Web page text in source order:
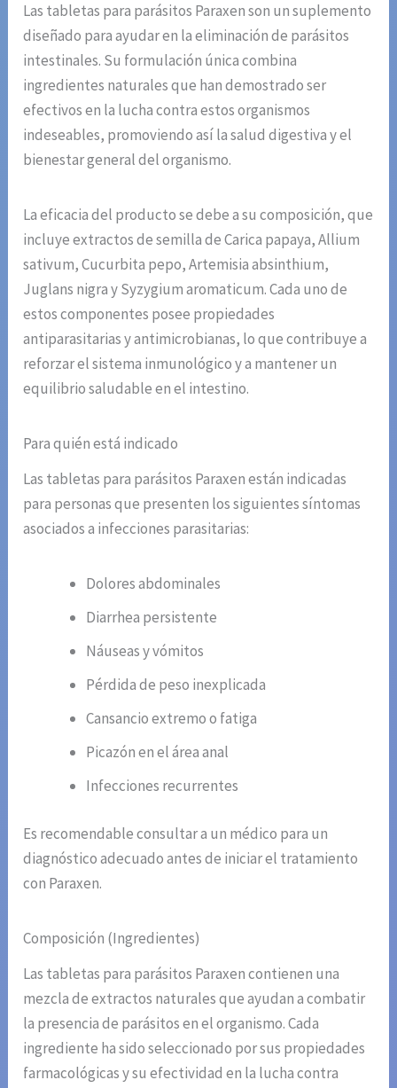
Las tabletas para parásitos Paraxen son un suplemento
diseñado para ayudar en la eliminación de parásitos
intestinales. Su formulación única combina
ingredientes naturales que han demostrado ser
efectivos en la lucha contra estos organismos
indeseables, promoviendo así la salud digestiva y el
bienestar general del organismo.
La eficacia del producto se debe a su composición, que
incluye extractos de semilla de Carica papaya, Allium
sativum, Cucurbita pepo, Artemisia absinthium,
Juglans nigra y Syzygium aromaticum. Cada uno de
estos componentes posee propiedades
antiparasitarias y antimicrobianas, lo que contribuye a
reforzar el sistema inmunológico y a mantener un
equilibrio saludable en el intestino.
Para quién está indicado
Las tabletas para parásitos Paraxen están indicadas
para personas que presenten los siguientes síntomas
asociados a infecciones parasitarias:
Dolores abdominales
Diarrhea persistente
Náuseas y vómitos
Pérdida de peso inexplicada
Cansancio extremo o fatiga
Picazón en el área anal
Infecciones recurrentes
Es recomendable consultar a un médico para un
diagnóstico adecuado antes de iniciar el tratamiento
con Paraxen.
Composición (Ingredientes)
Las tabletas para parásitos Paraxen contienen una
mezcla de extractos naturales que ayudan a combatir
la presencia de parásitos en el organismo. Cada
ingrediente ha sido seleccionado por sus propiedades
farmacológicas y su efectividad en la lucha contra